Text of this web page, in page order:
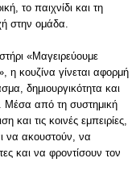
το παιχνίδι και τη
στην ομάδα.
«Μαγειρεύουμε
η κουζίνα γίνεται αφορμή
δημιουργικότητα και
Μέσα από τη συστημική
και τις κοινές εμπειρίες,
να ακουστούν, να
και να φροντίσουν τον